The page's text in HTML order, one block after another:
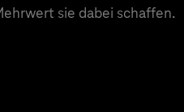
sie dabei schaffen.